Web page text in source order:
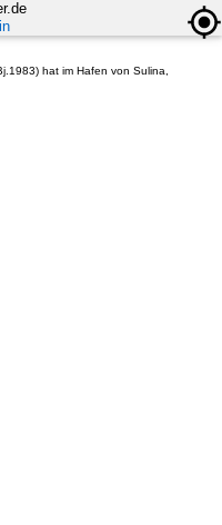
hat im Hafen von Sulina,